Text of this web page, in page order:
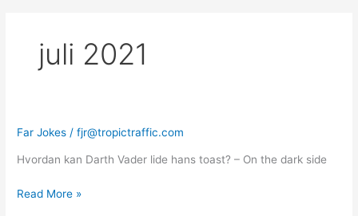
juli 2021
Far Jokes /fjr@tropictraffic.com
Hvordan kan Darth Vader lide hans toast? – On the dark side
Read More »